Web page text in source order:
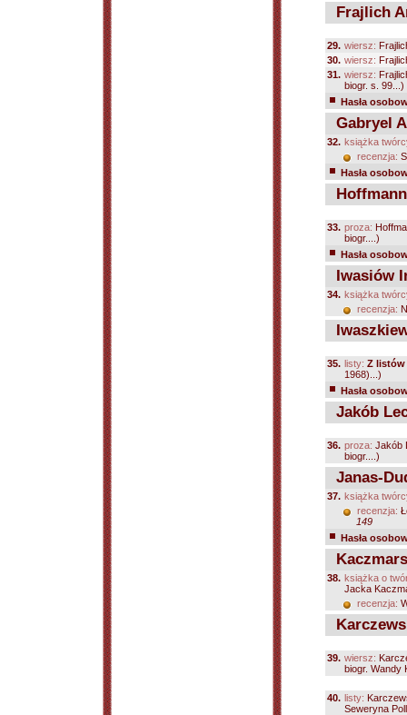
Frajlich
29. wiersz:
30. wiersz:
31. wiersz:
biogr. s. 99...)
Hasła
Gabryel
32. książka
recenzja:
Hasła
33. proza:
biogr....)
Hasła
Iwasiów
34. książka
recenzja:
35. listy: Z listów
1968)...)
Hasła
Jakób
36. proza: Jakób
biogr....)
Janas-
37. książka
recenzja:
149
Hasła
38. książka o
Jacka
recenzja:
39. wiersz:
biogr. Wandy
40. listy:
Seweryna